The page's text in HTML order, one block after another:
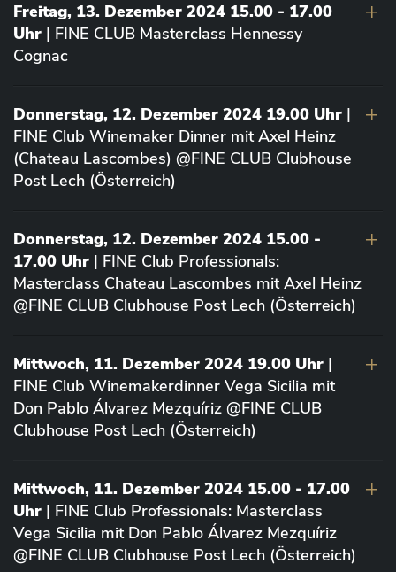
Freitag, 13. Dezember 2024 15.00 - 17.00
Uhr | FINE CLUB Masterclass Hennessy
Cognac
Donnerstag, 12. Dezember 2024 19.00 Uhr |
FINE Club Winemaker Dinner mit Axel Heinz
(Chateau Lascombes) @FINE CLUB Clubhouse
Post Lech (Österreich)
Donnerstag, 12. Dezember 2024 15.00 -
17.00 Uhr | FINE Club Professionals:
Masterclass Chateau Lascombes mit Axel Heinz
@FINE CLUB Clubhouse Post Lech (Österreich)
Mittwoch, 11. Dezember 2024 19.00 Uhr |
FINE Club Winemakerdinner Vega Sicilia mit
Don Pablo Álvarez Mezquíriz @FINE CLUB
Clubhouse Post Lech (Österreich)
Mittwoch, 11. Dezember 2024 15.00 - 17.00
Uhr | FINE Club Professionals: Masterclass
Vega Sicilia mit Don Pablo Álvarez Mezquíriz
@FINE CLUB Clubhouse Post Lech (Österreich)